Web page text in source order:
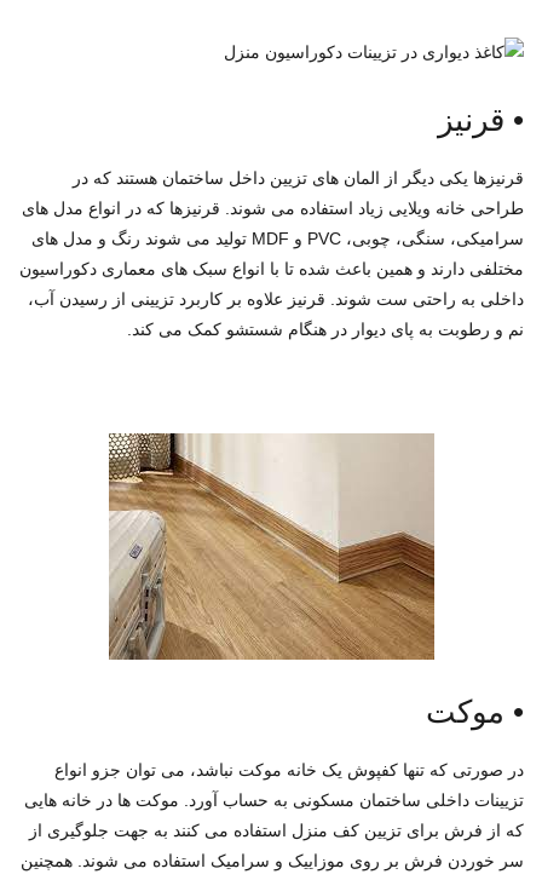
• قرنیز
قرنیزها یکی دیگر از المان های تزیین داخل ساختمان هستند که در
طراحی خانه ویلایی زیاد استفاده می شوند. قرنیزها که در انواع مدل های
سرامیکی، سنگی، چوبی، PVC و MDF تولید می شوند رنگ و مدل های
مختلفی دارند و همین باعث شده تا با انواع سبک های معماری دکوراسیون
داخلی به راحتی ست شوند. قرنیز علاوه بر کاربرد تزیینی از رسیدن آب،
نم و رطوبت به پای دیوار در هنگام شستشو کمک می کند.
• موکت
در صورتی که تنها کفپوش یک خانه موکت نباشد، می توان جزو انواع
تزیینات داخلی ساختمان مسکونی به حساب آورد. موکت ها در خانه هایی
که از فرش برای تزیین کف منزل استفاده می کنند به جهت جلوگیری از
سر خوردن فرش بر روی موزاییک و سرامیک استفاده می شوند. همچنین